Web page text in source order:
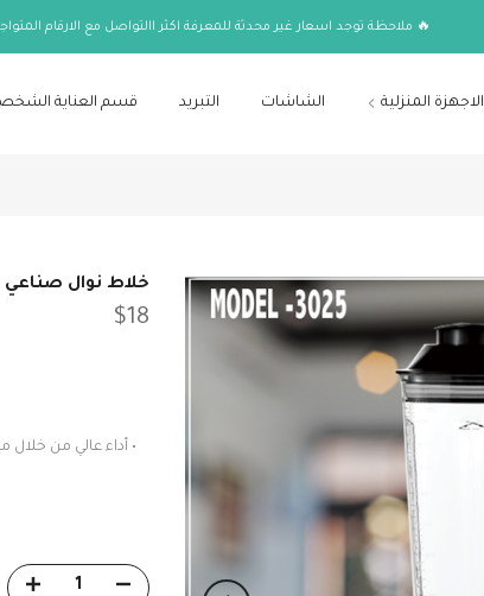
🔥 ملاحظة توجد اسعار غير محدثة للمعرفة اكثر االتواصل مع الارقام
الاجهزة المنزلية الشاشات التبريد قسم العناية
خلاط نوال صناعي
$18